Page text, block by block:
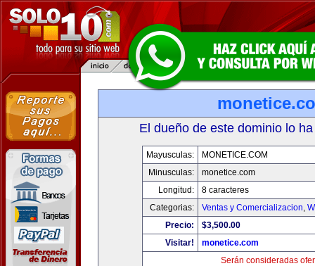
El dueño de este dominio lo
Mayusculas:
MONETICE.COM
Minusculas:
monetice.com
Longitud:
8 caracteres
Categorias:
Ventas y Comercializacion,
Precio:
$3,500.00
Visitar!
monetice.com
Serán consideradas